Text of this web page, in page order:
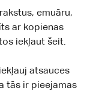
emuāru,
ar kopienas
iekļaut šeit.
atsauces
tās ir pieejamas